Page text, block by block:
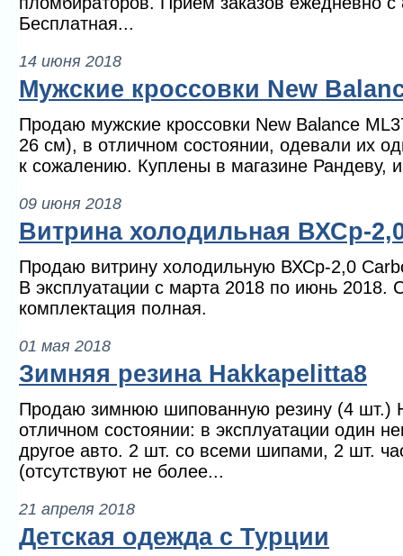
Бесплатная...
14 июня 2018
Мужские кроссовки New
Продаю мужские кроссовки New Balance
26 см), в отличном состоянии, одевали их
к сожалению. Куплены в магазине Рандеву,
09 июня 2018
Витрина холодильная ВХСр-
Продаю витрину холодильную ВХСр-2,0
В эксплуатации с марта 2018 по июнь 2018.
комплектация полная.
01 мая 2018
Зимняя резина Hakkapelitta8
Продаю зимнюю шипованную резину (4 шт.)
отличном состоянии: в эксплуатации один
другое авто. 2 шт. со всеми шипами, 2 шт.
(отсутствуют не более...
21 апреля 2018
Детская одежда с Турции